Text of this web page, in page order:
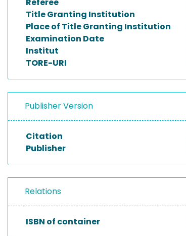
Title Granting Institution
Place of Title Granting Institution
Examination Date
Institut
TORE-URI
Publisher Version
Citation
Publisher
Relations
ISBN of container